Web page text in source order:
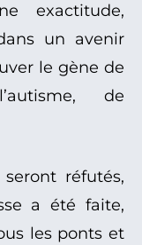
exactitude,
un avenir
le gène de
de
réfutés,
a été faite,
les ponts et